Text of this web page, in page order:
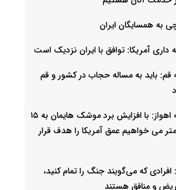
به همسایگان ایران
داری آمریکا: توافق با ایران نزدیک است
قم: باید به مساله حجاب در کشور و قم
امام‌ جمعه اهواز: با افزایش برد موشک هایمان به ۱۵
می خواهیم عمق آمریکا را هدف قرار
افرادی که می‌گویند جنگ را تمام کنید،
و منافق هستند